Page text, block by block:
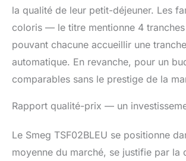
la qualité de leur petit-déjeuner. Les
coloris — le titre mentionne 4
pouvant chacune accueillir une
automatique. En revanche, pour un
comparables sans le prestige de la
Rapport qualité-prix — un
Le Smeg TSF02BLEU se positionne
moyenne du marché, se justifie par la